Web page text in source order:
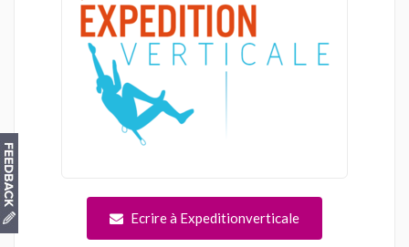
Ecrire à Expeditionverticale